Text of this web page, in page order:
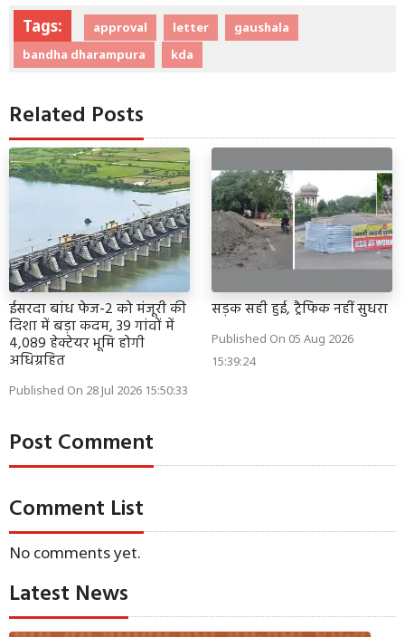
Tags: approval letter
gaushala
bandha dharampura
kda
Related Posts
ईसरदा बांध फेज-2 को मंजूरी की
दिशा में बड़ा कदम, 39 गांवों में
4,089 हेक्टेयर भूमि होगी
अधिग्रहित
Published On 28 Jul 2026 15:50:33
सड़क सही हुई, ट्रैफिक नहीं सुधरा
Published On 05 Aug 2026
15:39:24
Post Comment
Comment List
No comments yet.
Latest News